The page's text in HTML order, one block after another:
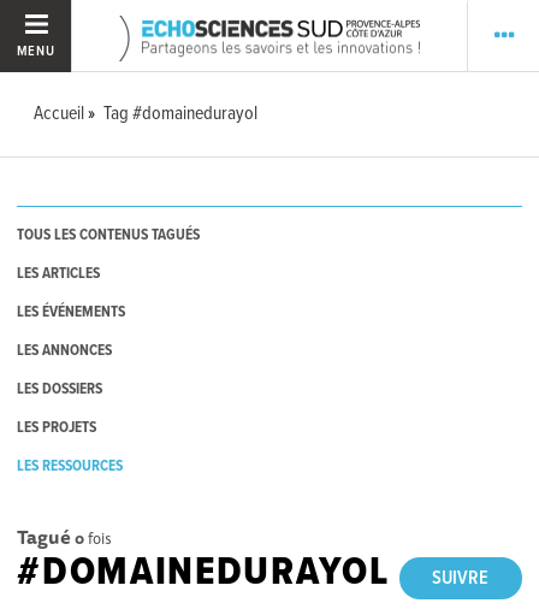
MENU
Accueil Tag #domainedurayol
TOUS LES CONTENUS TAGUÉS
LES ARTICLES
LES ÉVÉNEMENTS
LES ANNONCES
LES DOSSIERS
LES PROJETS
LES RESSOURCES
Tagué 0fois
SUIVRE
#DOMAINEDURAYOL